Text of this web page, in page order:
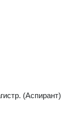
(Аспирант)